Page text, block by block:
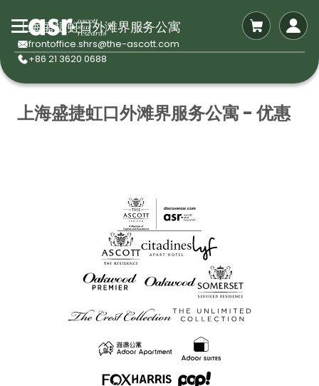
上海盛捷虹口外滩界服务公寓
frontoffice.shrs@the-ascott.com
+86 21 3620 0688
上海盛捷虹口外滩界服务公寓 - 优惠